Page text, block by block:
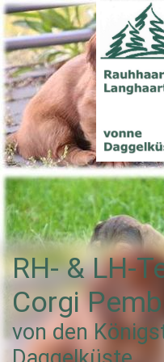
RH- & LH-
Corgi
von den